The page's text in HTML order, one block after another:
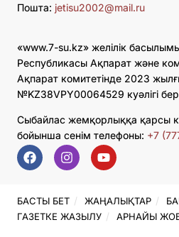
Пошта: jetisu2002@mail.ru
«www.7-su.kz» желілік
Республикасы Ақпарат және
Ақпарат комитетінде 2023
№KZ38VPY00064529 куәлігі
Сыбайлас жемқорлыққа қарсы
бойынша сенім телефоны: +7
БАСТЫ БЕТ ЖАҢАЛЫҚТАР
ГАЗЕТКЕ ЖАЗЫЛУ
АРНАЙЫ